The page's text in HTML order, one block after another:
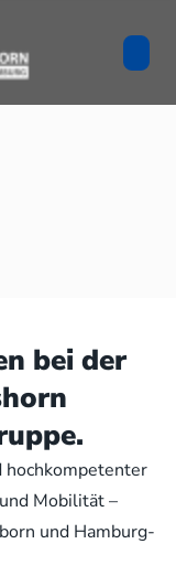
bei der
Mobilität –
und Hamburg-